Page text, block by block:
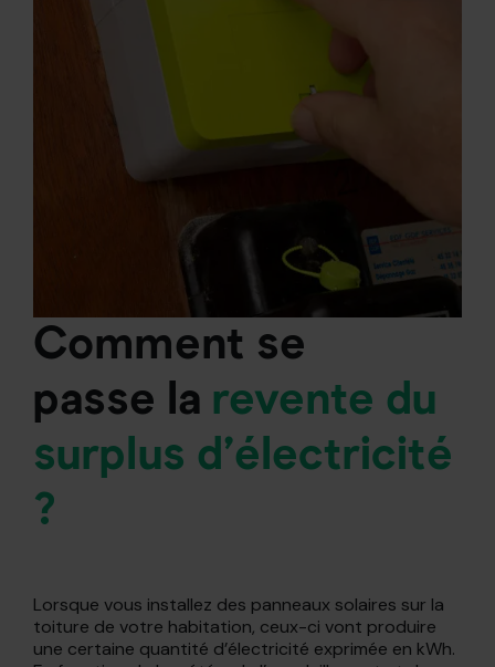
Comment se
passe la revente du
surplus d’électricité
?
Lorsque vous installez des panneaux solaires sur la
toiture de votre habitation, ceux-ci vont produire
une certaine quantité d’électricité exprimée en kWh.